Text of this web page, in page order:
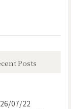
Posts
07/22